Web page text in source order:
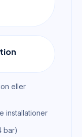
eller
installationer
bar)